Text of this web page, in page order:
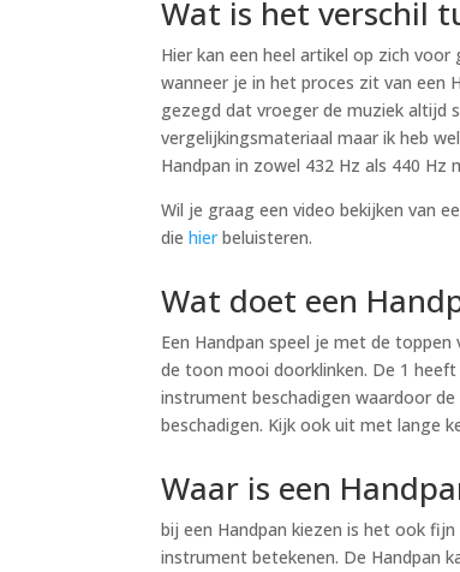
Wat is het verschil
Hier kan een heel artikel op zich
wanneer je in het proces zit van een
gezegd dat vroeger de muziek altijd
vergelijkingsmateriaal maar ik heb
Handpan in zowel 432 Hz als 440
Wil je graag een video bekijken van
diehierbeluisteren.
Wat doet een
Een Handpan speel je met de
de toon mooi doorklinken. De 1
instrument beschadigen waardoor
beschadigen. Kijk ook uit met lange
Waar is een
bij een Handpan kiezen is het ook
instrument betekenen. De Handpan